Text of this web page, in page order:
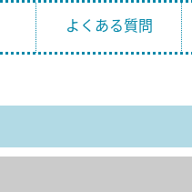
よくある質問